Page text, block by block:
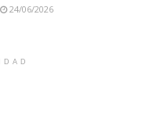
24/06/2026